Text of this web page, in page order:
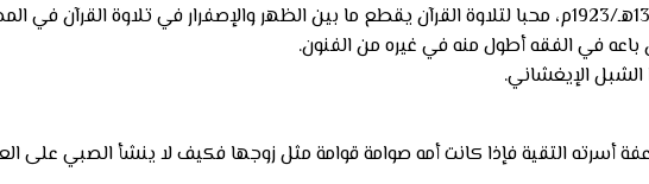
وكان والده رحمه الله الذي توفي سنة 1342هـ/1923م، محبا لتلاوة القرآن يقطع ما بين الظهر
في الفقه أطول منه في غيره من الفنون.
الشبل الإيغشاني.
أسرته التقية فإذا كانت أمه صوامة قوامة مثل زوجها فكيف لا ينشأ الصبي على